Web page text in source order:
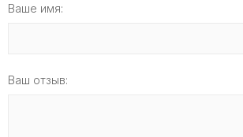
Ваше имя:
Ваш отзыв: